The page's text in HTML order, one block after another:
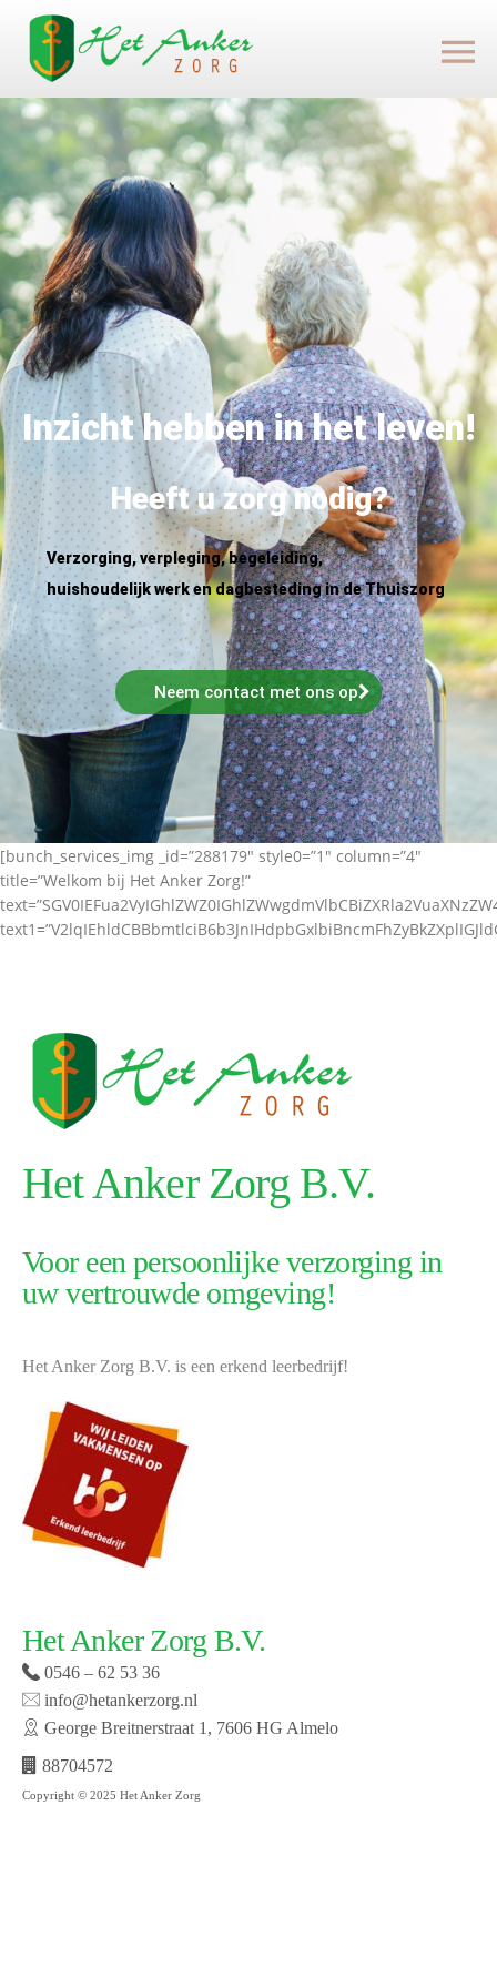
Inzicht hebben in het leven!
Heeft u zorg nodig?
Verzorging, verpleging, begeleiding,
huishoudelijk werk en dagbesteding in de Thuiszorg
Neem contact met ons op
[bunch_services_img _id=”288179″ style0=”1″ column=”4″
title=”Welkom bij Het Anker Zorg!”
Het Anker Zorg B.V.
Voor een persoonlijke verzorging in
uw vertrouwde omgeving!
Het Anker Zorg B.V. is een erkend leerbedrijf!
Het Anker Zorg B.V.
0546 – 62 53 36
info@hetankerzorg.nl
George Breitnerstraat 1, 7606 HG Almelo
88704572
Copyright © 2025 Het Anker Zorg